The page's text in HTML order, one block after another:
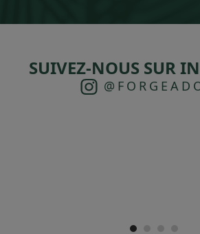
SUIVEZ-NOUS SUR